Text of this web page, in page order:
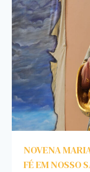
NOVENA
FÉ EM NOSSO